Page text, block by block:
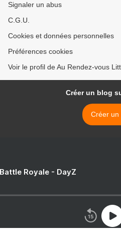
Signaler un abus
C.G.U.
Cookies et données personnelles
Préférences cookies
Voir le profil de Au Rendez-vous
Créer un blog
Créer un
Royale - DayZ